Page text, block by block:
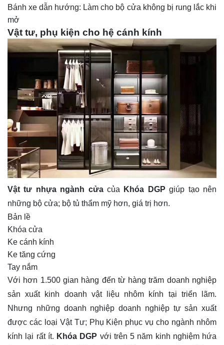
Bánh xe dẫn hướng: Làm cho bộ cửa không bị rung lắc khi
mở
Vật tư, phụ kiện cho hệ cánh kính
Vật tư nhựa ngành cửacủa Khóa DGP giúp tạo nên
những bộ cửa; bộ tủ thẩm mỹ hơn, giá trị hơn.
Bản lề
Khóa cửa
Ke cánh kính
Ke tăng cứng
Tay nắm
Với hơn 1.500 gian hàng đến từ hàng trăm doanh nghiệp
sản xuất kinh doanh vật liệu nhôm kính tại triển lãm.
Nhưng những doanh nghiệp doanh nghiệp tự sản xuất
được các loại Vật Tư; Phụ Kiện phục vụ cho ngành nhôm
kính lại rất ít. Khóa DGP với trên 5 năm kinh nghiệm hứa